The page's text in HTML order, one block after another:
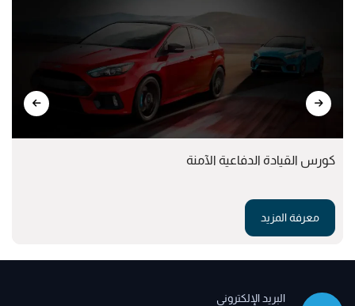
كورس القيادة الدفاعية الآمنة
معرفة المزيد
البريد الإلكتروني